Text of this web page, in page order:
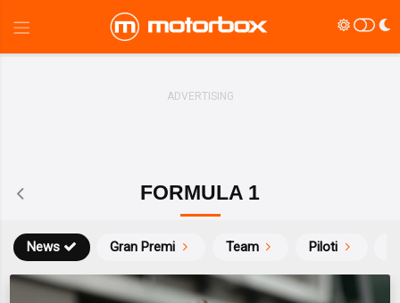
FORMULA 1
News Gran Premi Team Piloti